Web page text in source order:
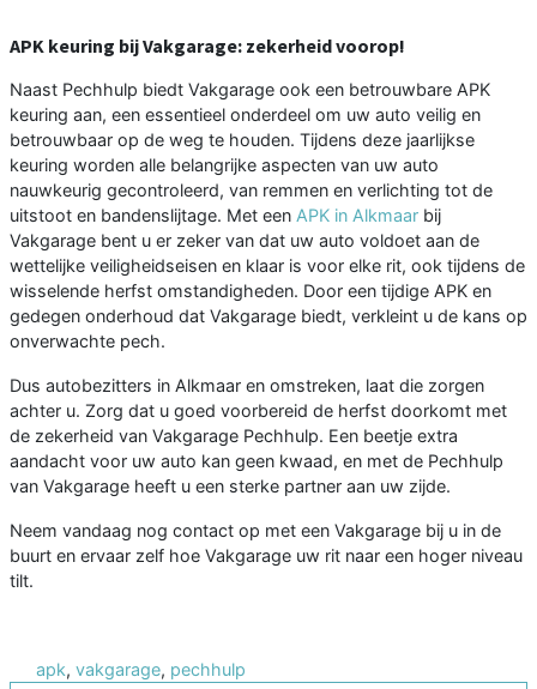
APK keuring bij Vakgarage: zekerheid voorop!
Naast Pechhulp biedt Vakgarage ook een betrouwbare APK
keuring aan, een essentieel onderdeel om uw auto veilig en
betrouwbaar op de weg te houden. Tijdens deze jaarlijkse
keuring worden alle belangrijke aspecten van uw auto
nauwkeurig gecontroleerd, van remmen en verlichting tot de
uitstoot en bandenslijtage. Met een APK in Alkmaar bij
Vakgarage bent u er zeker van dat uw auto voldoet aan de
wettelijke veiligheidseisen en klaar is voor elke rit, ook tijdens de
wisselende herfst omstandigheden. Door een tijdige APK en
gedegen onderhoud dat Vakgarage biedt, verkleint u de kans op
onverwachte pech.
Dus autobezitters in Alkmaar en omstreken, laat die zorgen
achter u. Zorg dat u goed voorbereid de herfst doorkomt met
de zekerheid van Vakgarage Pechhulp. Een beetje extra
aandacht voor uw auto kan geen kwaad, en met de Pechhulp
van Vakgarage heeft u een sterke partner aan uw zijde.
Neem vandaag nog contact op met een Vakgarage bij u in de
buurt en ervaar zelf hoe Vakgarage uw rit naar een hoger niveau
tilt.
apk, vakgarage, pechhulp